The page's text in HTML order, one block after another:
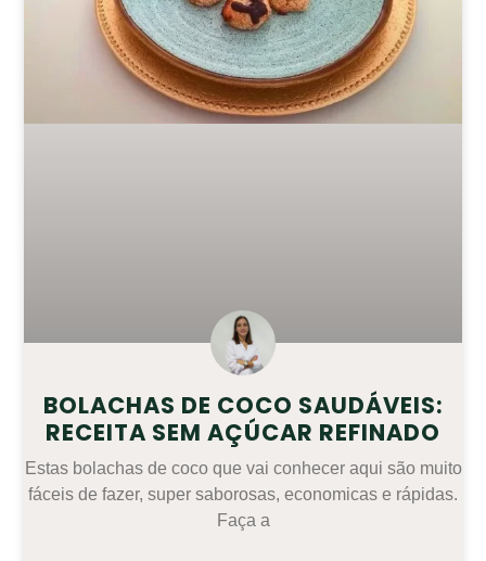
BOLACHAS DE COCO SAUDÁVEIS:
RECEITA SEM AÇÚCAR REFINADO
Estas bolachas de coco que vai conhecer aqui são muito
fáceis de fazer, super saborosas, economicas e rápidas.
Faça a